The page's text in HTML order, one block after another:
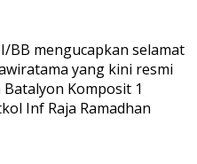
BB mengucapkan selamat
yang kini resmi
Komposit 1
Inf Raja Ramadhan